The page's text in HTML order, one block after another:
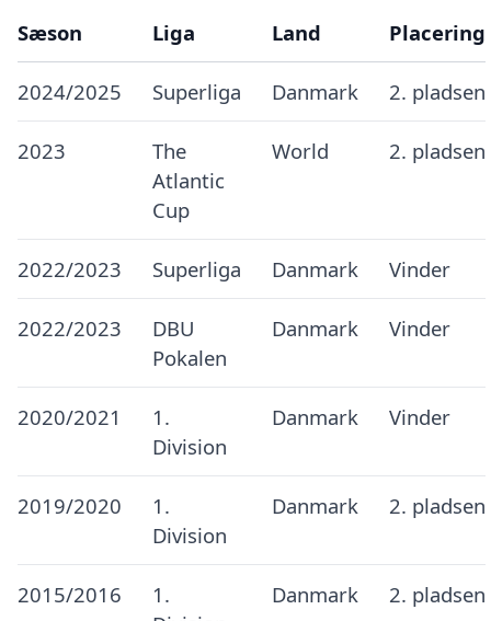
Sæson Liga Land Placering
2024/2025 Superliga Danmark 2. pladsen
2023
The
Atlantic
Cup
World 2. pladsen
2022/2023 Superliga Danmark Vinder
2022/2023
DBU
Pokalen
Danmark Vinder
2020/2021
1.
Division
Danmark Vinder
2019/2020
1.
Division
Danmark 2. pladsen
2015/2016
1.
Danmark 2. pladsen